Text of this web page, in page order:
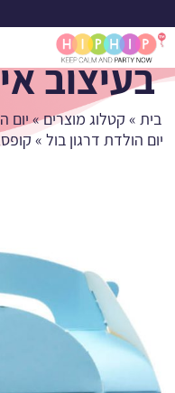
בעיצוב
בית » קטלוג מוצרים»יום
יום הולדת דרגון בול »